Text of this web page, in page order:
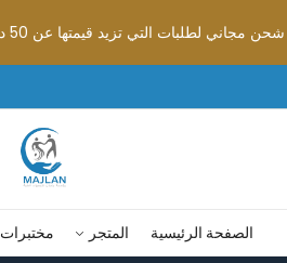
شحن مجاني لطلبات التي تزيد قيمتها عن 50 دينار أردني
الصفحة الرئيسية المتجر مختبرات